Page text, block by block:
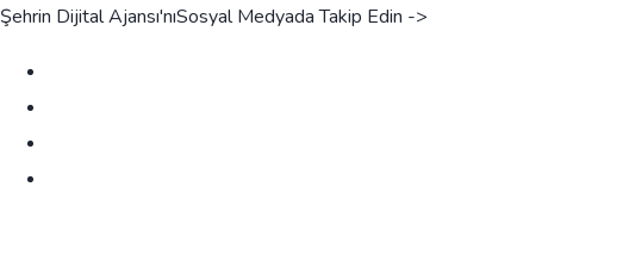
Şehrin Dijital Ajansı'nıSosyal Medyada Takip Edin ->